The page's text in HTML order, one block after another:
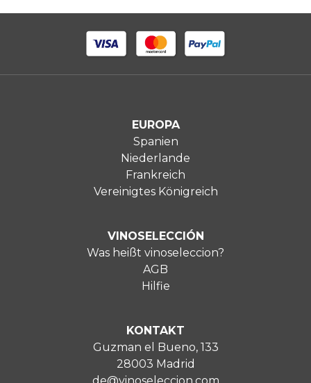
EUROPA
Spanien
Niederlande
Frankreich
Vereinigtes Königreich
VINOSELECCIÓN
Was heißt vinoseleccion?
AGB
Hilfie
KONTAKT
Guzman el Bueno, 133
28003 Madrid